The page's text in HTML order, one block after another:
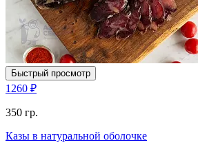
Быстрый просмотр
1260 ₽
350 гр.
Казы в натуральной оболочке